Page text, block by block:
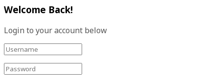
Welcome Back!
Login to your account below